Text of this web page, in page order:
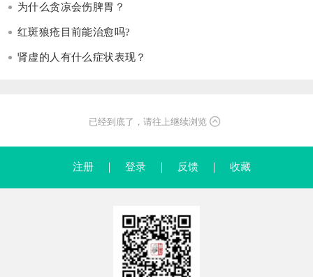
为什么贪凉会伤脾胃？
红斑狼疮目前能治愈吗?
肾虚的人有什么症状表现？
已经到底了，请往上继续浏览
注册 登录 反馈 收藏